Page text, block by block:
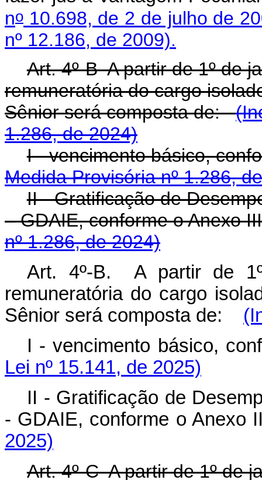
no 10.698, de 2 de julho de
nº 12.186, de 2009).
Art. 4º-B A partir de 1º de
remuneratória do cargo
Sênior será composta de:
1.286, de 2024)
I - vencimento básico,
Medida Provisória nº 1.286,
II - Gratificação de
– GDAIE, conforme o Anexo
nº 1.286, de 2024)
Art. 4º-B. A partir de
remuneratória do cargo
Sênior será composta de:
I - vencimento básico,
Lei nº 15.141, de 2025)
II - Gratificação de
- GDAIE, conforme o Anexo
2025)
Art. 4º-C A partir de 1º de